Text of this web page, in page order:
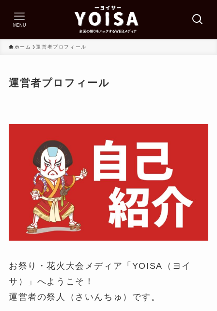
MENU
ホーム 運営者プロフィール
運営者プロフィール
お祭り・花火大会メディア「YOISA（ヨイ
サ）」へようこそ！
運営者の祭人（さいんちゅ）です。